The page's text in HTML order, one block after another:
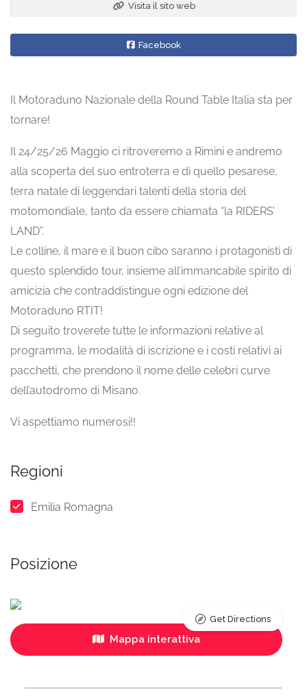
Visita il sito web
Facebook
Il Motoraduno Nazionale della Round Table Italia sta per
tornare!
Il 24/25/26 Maggio ci ritroveremo a Rimini e andremo
alla scoperta del suo entroterra e di quello pesarese,
terra natale di leggendari talenti della storia del
motomondiale, tanto da essere chiamata “la RIDERS’
LAND”.
Le colline, il mare e il buon cibo saranno i protagonisti di
questo splendido tour, insieme all’immancabile spirito di
amicizia che contraddistingue ogni edizione del
Motoraduno RTIT!
Di seguito troverete tutte le informazioni relative al
programma, le modalità di iscrizione e i costi relativi ai
pacchetti, che prendono il nome delle celebri curve
dell’autodromo di Misano.
Vi aspettiamo numerosi!!
Regioni
Emilia Romagna
Posizione
Mappa interattiva
Get Directions